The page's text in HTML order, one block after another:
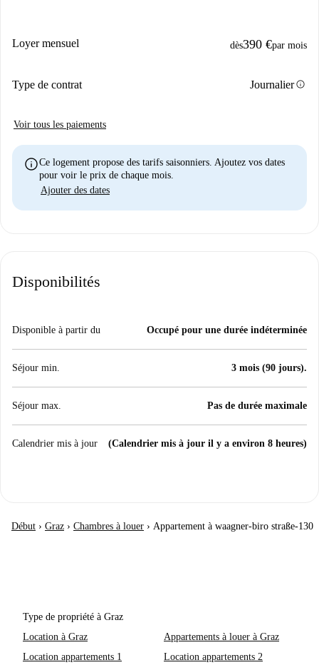
Loyer mensuel dès390 €par mois
Type de contrat Journalierinfo
Voir tous les paiements
infoCe logement propose des tarifs saisonniers. Ajoutez vos dates
pour voir le prix de chaque mois.
Ajouter des dates
Disponibilités
Disponible à partir du Occupé pour une durée indéterminée
Séjour min. 3 mois (90 jours).
Séjour max. Pas de durée maximale
Calendrier mis à jour (Calendrier mis à jour il y a environ 8 heures)
Début › Graz › Chambres à louer › Appartement à waagner-biro straße-130
Type de propriété à Graz
Location à Graz
Appartements à louer à Graz
Location appartements 1
Location appartements 2